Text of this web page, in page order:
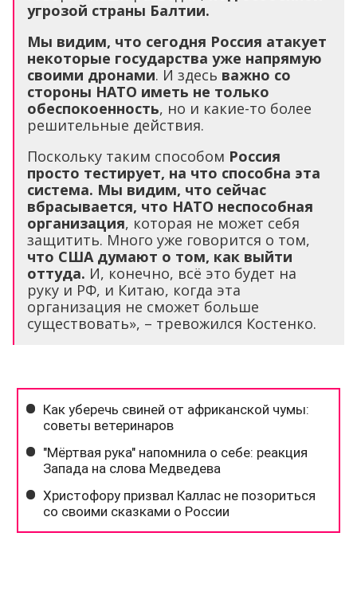
угрозой страны Балтии.
Мы видим, что сегодня Россия атакует
некоторые государства уже напрямую
своими дронами. И здесь важно со
стороны НАТО иметь не только
обеспокоенность, но и какие-то более
решительные действия.
Поскольку таким способом Россия
просто тестирует, на что способна эта
система. Мы видим, что сейчас
вбрасывается, что НАТО неспособная
организация, которая не может себя
защитить. Много уже говорится о том,
что США думают о том, как выйти
оттуда. И, конечно, всё это будет на
руку и РФ, и Китаю, когда эта
организация не сможет больше
существовать», – тревожился Костенко.